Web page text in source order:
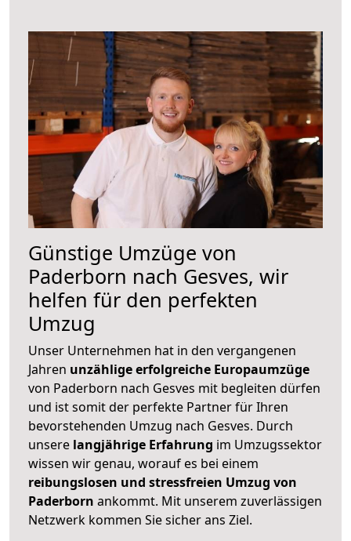
Günstige Umzüge von
Paderborn nach Gesves, wir
helfen für den perfekten
Umzug
Unser Unternehmen hat in den vergangenen
Jahren unzählige erfolgreiche Europaumzüge
von Paderborn nach Gesves mit begleiten dürfen
und ist somit der perfekte Partner für Ihren
bevorstehenden Umzug nach Gesves. Durch
unsere langjährige Erfahrung im Umzugssektor
wissen wir genau, worauf es bei einem
reibungslosen und stressfreien Umzug von
Paderborn ankommt. Mit unserem zuverlässigen
Netzwerk kommen Sie sicher ans Ziel.